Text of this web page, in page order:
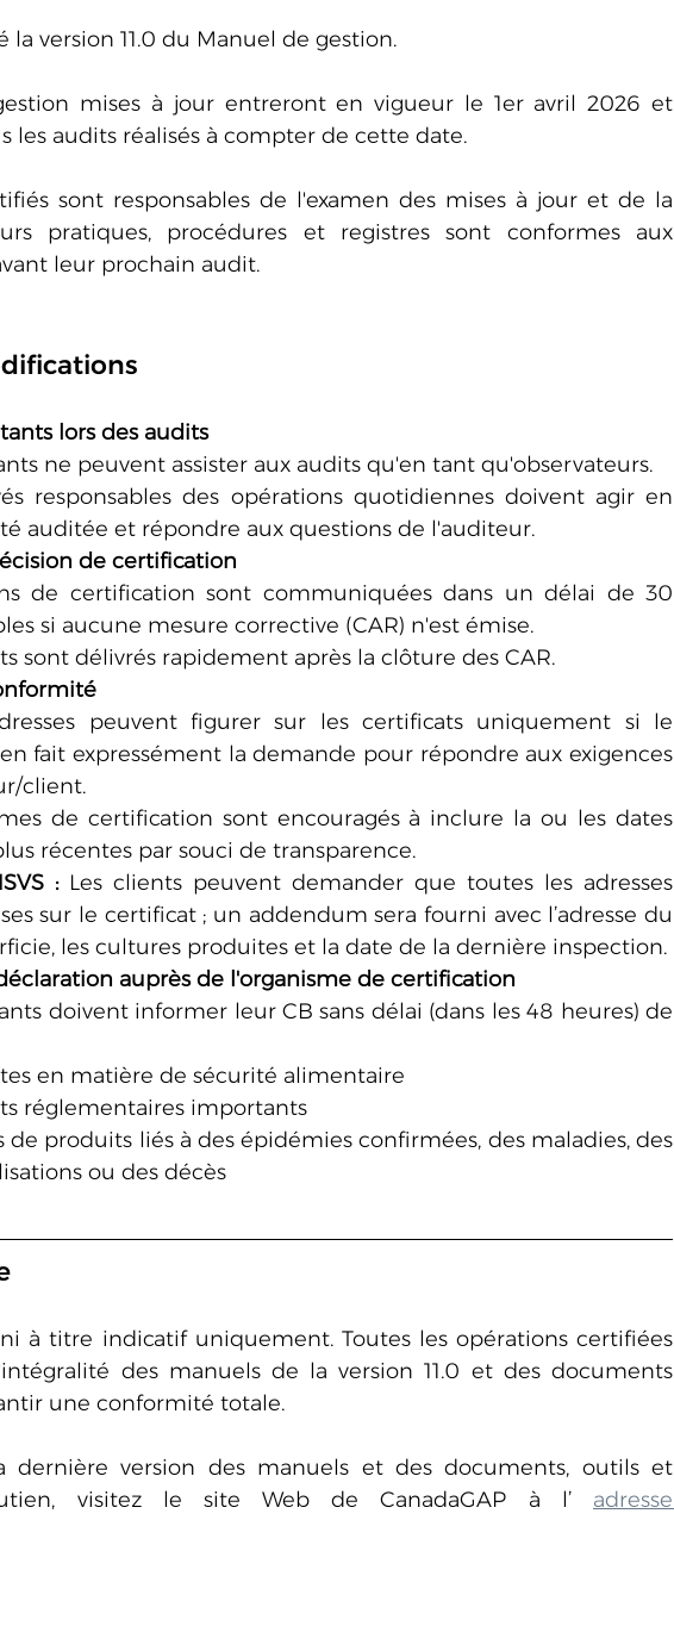
la version 11.0 du Manuel de gestion.
mises à jour entreront en vigueur le 1er avril 2026 et
les audits réalisés à compter de cette date.
sont responsables de l'examen des mises à jour et de la
pratiques, procédures et registres sont conformes aux
leur prochain audit.
lors des audits
ne peuvent assister aux audits qu'en tant qu'observateurs.
responsables des opérations quotidiennes doivent agir en
auditée et répondre aux questions de l'auditeur.
de certification
de certification sont communiquées dans un délai de 30
si aucune mesure corrective (CAR) n'est émise.
sont délivrés rapidement après la clôture des CAR.
peuvent figurer sur les certificats uniquement si le
fait expressément la demande pour répondre aux exigences
client.
de certification sont encouragés à inclure la ou les dates
récentes par souci de transparence.
: Les clients peuvent demander que toutes les adresses
sur le certificat ; un addendum sera fourni avec l’adresse du
les cultures produites et la date de la dernière inspection.
auprès de l'organisme de certification
doivent informer leur CB sans délai (dans les 48 heures) de
en matière de sécurité alimentaire
réglementaires importants
de produits liés à des épidémies confirmées, des maladies, des
ou des décès
à titre indicatif uniquement. Toutes les opérations certifiées
des manuels de la version 11.0 et des documents
une conformité totale.
dernière version des manuels et des documents, outils et
visitez le site Web de CanadaGAP à l’ adresse